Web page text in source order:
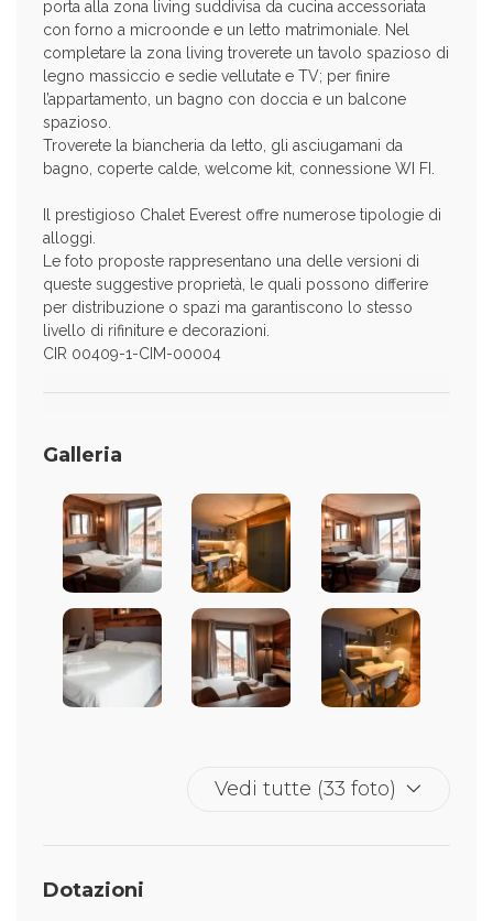
porta alla zona living suddivisa da cucina accessoriata
con forno a microonde e un letto matrimoniale. Nel
completare la zona living troverete un tavolo spazioso di
legno massiccio e sedie vellutate e TV; per finire
l’appartamento, un bagno con doccia e un balcone
spazioso.
Troverete la biancheria da letto, gli asciugamani da
bagno, coperte calde, welcome kit, connessione WI FI.
Il prestigioso Chalet Everest offre numerose tipologie di
alloggi.
Le foto proposte rappresentano una delle versioni di
queste suggestive proprietà, le quali possono differire
per distribuzione o spazi ma garantiscono lo stesso
livello di rifiniture e decorazioni.
CIR 00409-1-CIM-00004
Galleria
Vedi tutte (33 foto)
Dotazioni